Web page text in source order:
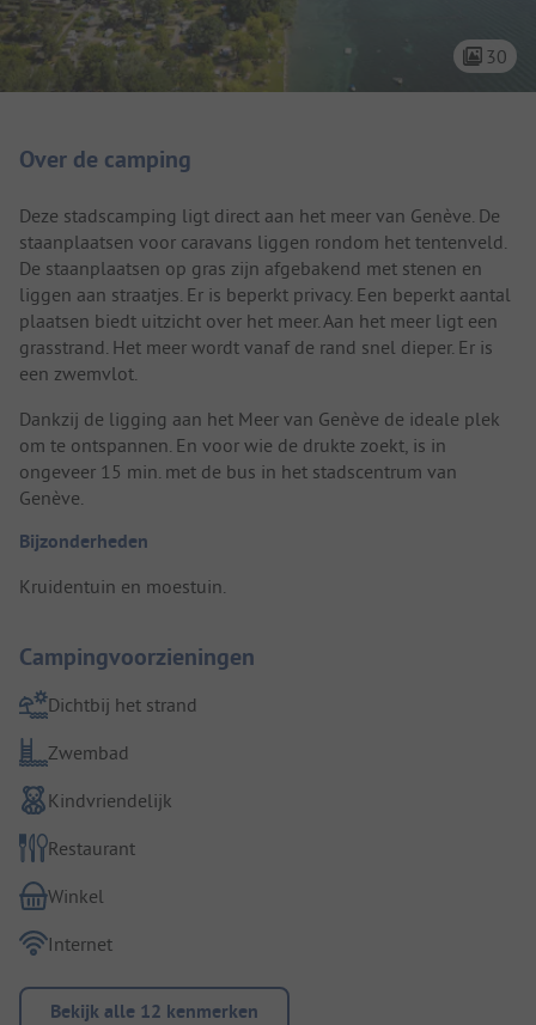
30
Over de camping
Deze stadscamping ligt direct aan het meer van Genève. De
staanplaatsen voor caravans liggen rondom het tentenveld.
De staanplaatsen op gras zijn afgebakend met stenen en
liggen aan straatjes. Er is beperkt privacy. Een beperkt aantal
plaatsen biedt uitzicht over het meer. Aan het meer ligt een
grasstrand. Het meer wordt vanaf de rand snel dieper. Er is
een zwemvlot.
Dankzij de ligging aan het Meer van Genève de ideale plek
om te ontspannen. En voor wie de drukte zoekt, is in
ongeveer 15 min. met de bus in het stadscentrum van
Genève.
Bijzonderheden
Kruidentuin en moestuin.
Campingvoorzieningen
Dichtbij het strand
Zwembad
Kindvriendelijk
Restaurant
Winkel
Internet
Bekijk alle 12 kenmerken